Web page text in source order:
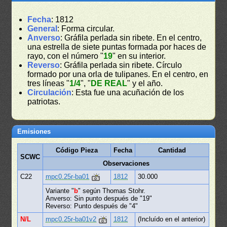
Fecha: 1812
General : Forma circular.
Anverso: Gráfila perlada sin ribete. En el centro,
una estrella de siete puntas formada por haces de
rayo, con el número "19" en su interior.
Reverso: Gráfila perlada sin ribete. Círculo
formado por una orla de tulipanes. En el centro, en
tres líneas "1/4", " DE REAL" y el año.
Circulación: Esta fue una acuñación de los
patriotas.
Emisiones
SCWC
Código Pieza Fecha
Cantidad
Observaciones
C22
mpc0.25r-ba01 1812
30.000
Variante " b" según Thomas Stohr.
Anverso: Sin punto después de "19"
Reverso: Punto después de "4"
N/L
mpc0.25r-ba01v2 1812 (Incluído en el anterior)